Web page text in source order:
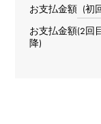
タイプ
メンズ
お支払金額 (初
お支払金額(2回
降)